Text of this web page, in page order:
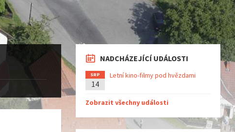
NADCHÁZEJÍCÍ UDÁLOSTI
SRP
14
Letní kino-filmy pod hvězdami
Zobrazit všechny události